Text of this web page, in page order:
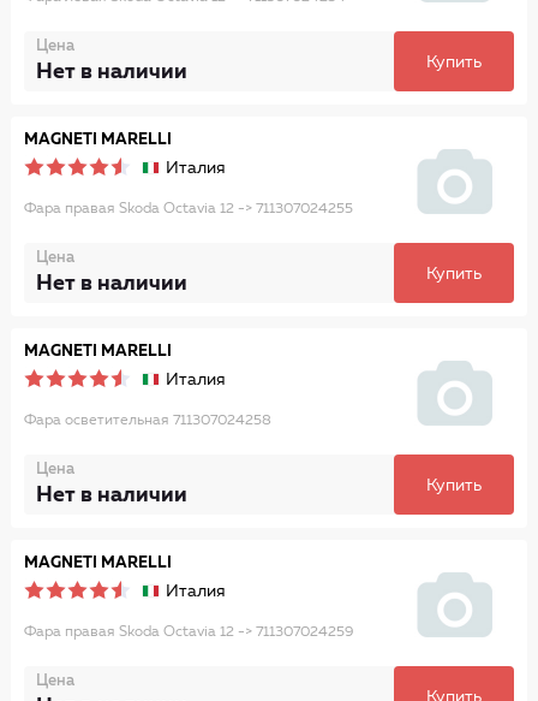
Цена
Нет в наличии Купить
MAGNETI MARELLI
Италия
Фара правая Skoda Octavia 12 -> 711307024255
Цена
Нет в наличии Купить
MAGNETI MARELLI
Италия
Фара осветительная 711307024258
Цена
Нет в наличии Купить
MAGNETI MARELLI
Италия
Фара правая Skoda Octavia 12 -> 711307024259
Цена
Купить